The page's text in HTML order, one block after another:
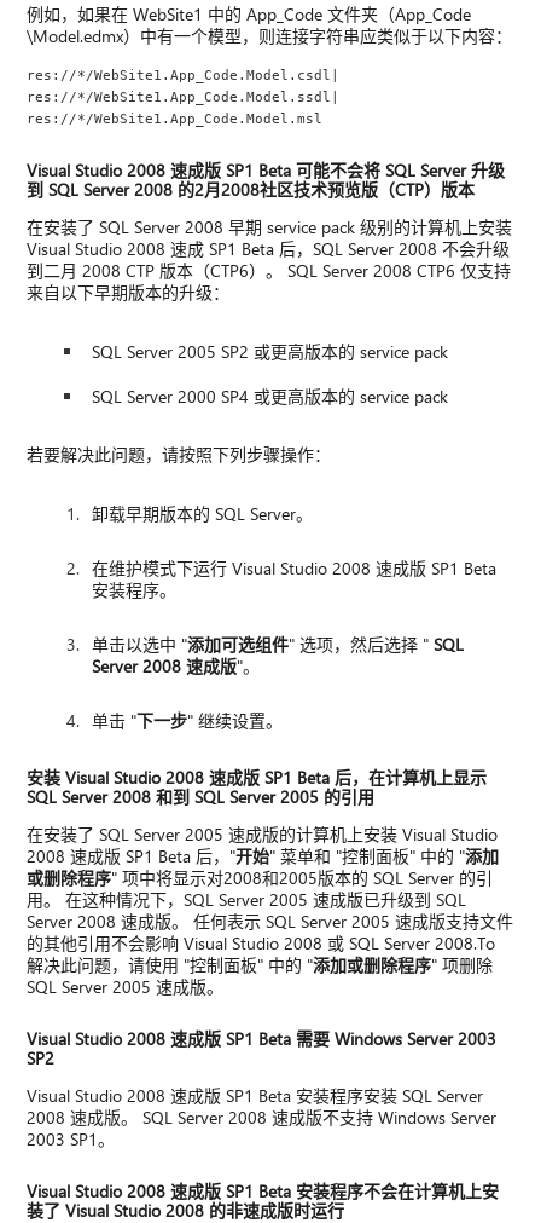
例如，如果在 WebSite1 中的 App_Code 文件夹（App_Code
\Model.edmx）中有一个模型，则连接字符串应类似于以下内容：
res://*/WebSite1.App_Code.Model.csdl|
res://*/WebSite1.App_Code.Model.ssdl|
res://*/WebSite1.App_Code.Model.msl
Visual Studio 2008 速成版 SP1 Beta 可能不会将 SQL Server 升级
到 SQL Server 2008 的2月2008社区技术预览版（CTP）版本
在安装了 SQL Server 2008 早期 service pack 级别的计算机上安装
Visual Studio 2008 速成 SP1 Beta 后，SQL Server 2008 不会升级
到二月 2008 CTP 版本（CTP6）。 SQL Server 2008 CTP6 仅支持
来自以下早期版本的升级：
SQL Server 2005 SP2 或更高版本的 service pack
SQL Server 2000 SP4 或更高版本的 service pack
若要解决此问题，请按照下列步骤操作：
卸载早期版本的 SQL Server。
在维护模式下运行 Visual Studio 2008 速成版 SP1 Beta
安装程序。
单击以选中 "添加可选组件" 选项，然后选择 "SQL
Server 2008 速成版"。
单击 "下一步" 继续设置。
安装 Visual Studio 2008 速成版 SP1 Beta 后，在计算机上显示
SQL Server 2008 和到 SQL Server 2005 的引用
在安装了 SQL Server 2005 速成版的计算机上安装 Visual Studio
2008 速成版 SP1 Beta 后，"开始" 菜单和 "控制面板" 中的 "添加
或删除程序" 项中将显示对2008和2005版本的 SQL Server 的引
用。 在这种情况下，SQL Server 2005 速成版已升级到 SQL
Server 2008 速成版。 任何表示 SQL Server 2005 速成版支持文件
的其他引用不会影响 Visual Studio 2008 或 SQL Server 2008.To
解决此问题，请使用 "控制面板" 中的 "添加或删除程序" 项删除
SQL Server 2005 速成版。
Visual Studio 2008 速成版 SP1 Beta 需要 Windows Server 2003
SP2
Visual Studio 2008 速成版 SP1 Beta 安装程序安装 SQL Server
2008 速成版。 SQL Server 2008 速成版不支持 Windows Server
2003 SP1。
Visual Studio 2008 速成版 SP1 Beta 安装程序不会在计算机上安
装了 Visual Studio 2008 的非速成版时运行